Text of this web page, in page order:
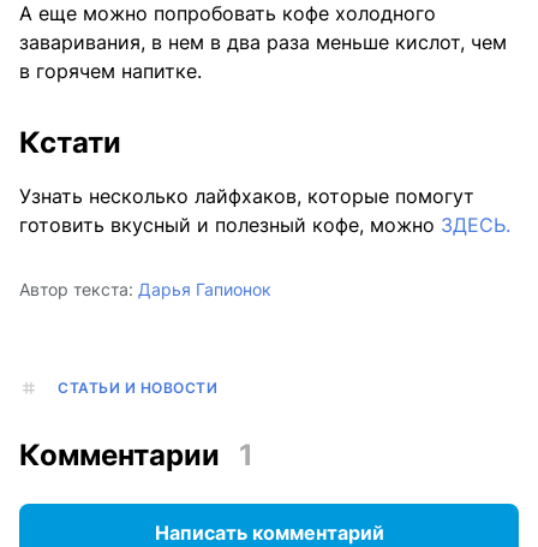
А еще можно попробовать кофе холодного
заваривания, в нем в два раза меньше кислот, чем
в горячем напитке.
Кстати
Узнать несколько лайфхаков, которые помогут
готовить вкусный и полезный кофе, можно ЗДЕСЬ.
Автор текста: Дарья Гапионок
СТАТЬИ И НОВОСТИ
Комментарии 1
Написать комментарий